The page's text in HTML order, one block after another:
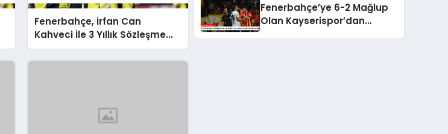
Fenerbahçe, İrfan Can
Kahveci İle 3 Yıllık Sözleşme
Yeniledi
Fenerbahçe’ye 6-2 Mağlup
Olan Kayserispor’dan